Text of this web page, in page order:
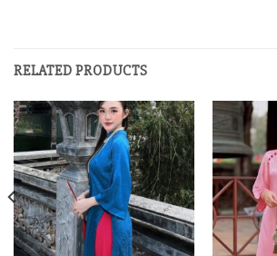
RELATED PRODUCTS